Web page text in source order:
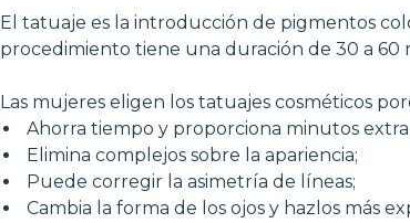
El tatuaje es la introducción de pigmentos
procedimiento tiene una duración de 30 a 60
Las mujeres eligen los tatuajes cosméticos
Ahorra tiempo y proporciona minutos
Elimina complejos sobre la apariencia;
Puede corregir la asimetría de líneas;
Cambia la forma de los ojos y hazlos más